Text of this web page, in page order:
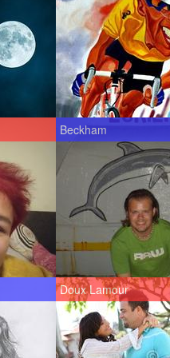
Beckham
Doux Lamour